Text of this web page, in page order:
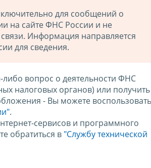
для сообщений о
на сайте ФНС России и не
Информация направляется
для сведения.
вопрос о деятельности ФНС
налоговых органов) или получить
- Вы можете
.
сервисов и программного
обратиться в "Службу технической